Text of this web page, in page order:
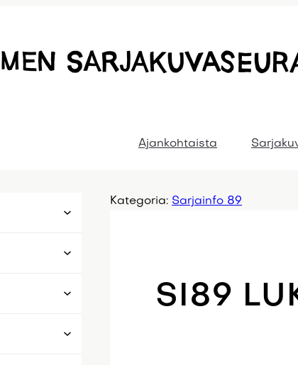
Ajankohtaista
Kategoria: Sarjainfo 89
SI89